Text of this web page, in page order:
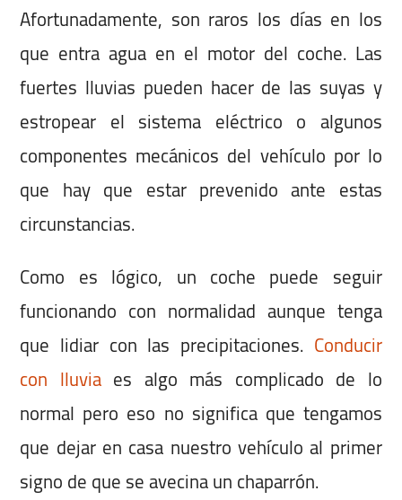
Afortunadamente, son raros los días en los
que entra agua en el motor del coche. Las
fuertes lluvias pueden hacer de las suyas y
estropear el sistema eléctrico o algunos
componentes mecánicos del vehículo por lo
que hay que estar prevenido ante estas
circunstancias.
Como es lógico, un coche puede seguir
funcionando con normalidad aunque tenga
que lidiar con las precipitaciones. Conducir
con lluviaes algo más complicado de lo
normal pero eso no significa que tengamos
que dejar en casa nuestro vehículo al primer
signo de que se avecina un chaparrón.